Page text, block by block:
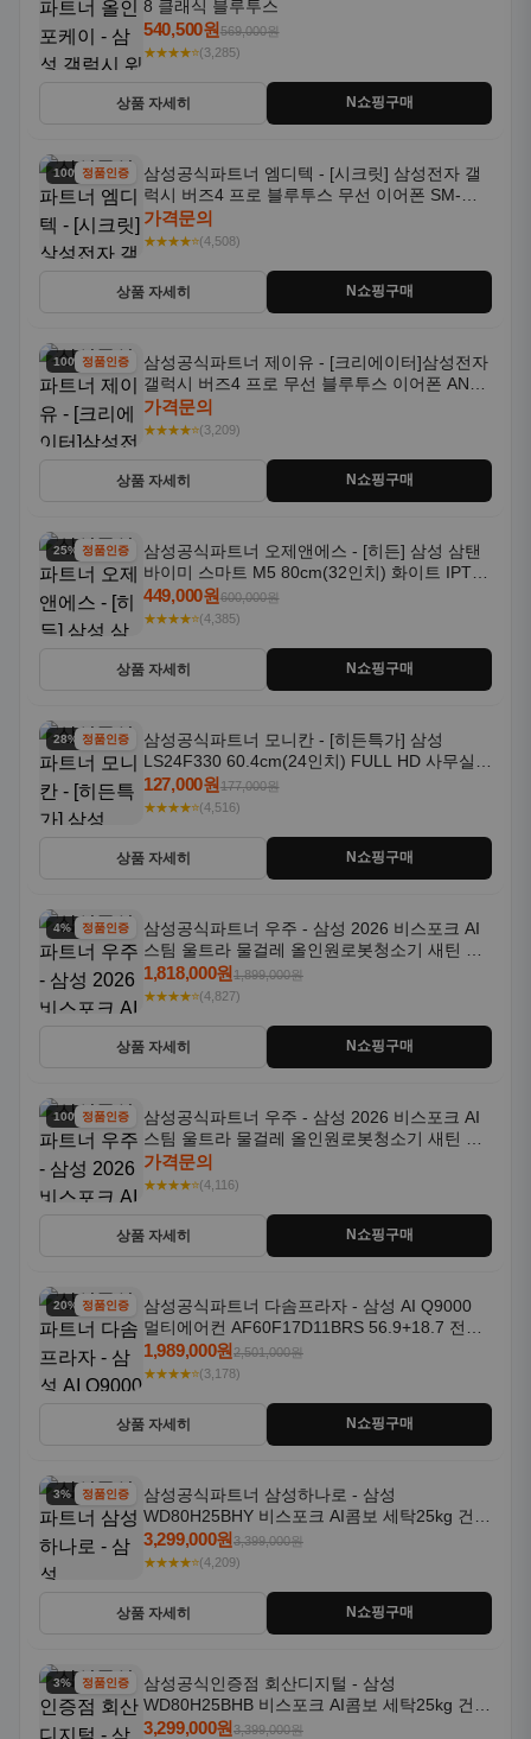
8 클래식 블루투스
540,500원569,000원
★★★★⭐(3,285)
상품 자세히 N쇼핑구매
100% 할인
정품인증
삼성공식파트너 엠디텍 - [시크릿] 삼성전자 갤
럭시 버즈4 프로 블루투스 무선 이어폰 SM-
R640N
가격문의
★★★★⭐(4,508)
상품 자세히 N쇼핑구매
100% 할인
정품인증
삼성공식파트너 제이유 - [크리에이터]삼성전자
갤럭시 버즈4 프로 무선 블루투스 이어폰 ANC
SM-R640N
가격문의
★★★★⭐(3,209)
상품 자세히 N쇼핑구매
25% 할인정품인증
삼성공식파트너 오제앤에스 - [히든] 삼성 삼탠
바이미 스마트 M5 80cm(32인치) 화이트 IPTV
OTT 패키지
449,000원600,000원
★★★★⭐(4,385)
상품 자세히 N쇼핑구매
28% 할인정품인증
삼성공식파트너 모니칸 - [히든특가] 삼성
LS24F330 60.4cm(24인치) FULL HD 사무실/
컴퓨터 모니터
127,000원177,000원
★★★★⭐(4,516)
상품 자세히 N쇼핑구매
4% 할인정품인증
삼성공식파트너 우주 - 삼성 2026 비스포크 AI
스팀 울트라 물걸레 올인원로봇청소기 새틴 그
레이지 AAG
1,818,000원1,899,000원
★★★★⭐(4,827)
상품 자세히 N쇼핑구매
100% 할인
정품인증
삼성공식파트너 우주 - 삼성 2026 비스포크 AI
스팀 울트라 물걸레 올인원로봇청소기 새틴 차
콜 AAH
가격문의
★★★★⭐(4,116)
상품 자세히 N쇼핑구매
20% 할인정품인증
삼성공식파트너 다솜프라자 - 삼성 AI Q9000
멀티에어컨 AF60F17D11BRS 56.9+18.7 전국
기본설치포함
1,989,000원2,501,000원
★★★★⭐(3,178)
상품 자세히 N쇼핑구매
3% 할인정품인증
삼성공식파트너 삼성하나로 - 삼성
WD80H25BHY 비스포크 AI콤보 세탁25kg 건조
18kg 26년형 일체형 1등급
3,299,000원3,399,000원
★★★★⭐(4,209)
상품 자세히 N쇼핑구매
3% 할인정품인증
삼성공식인증점 회산디지털 - 삼성
WD80H25BHB 비스포크 AI콤보 세탁25kg 건조
18kg 26년형 일체형 1등급
3,299,000원3,399,000원